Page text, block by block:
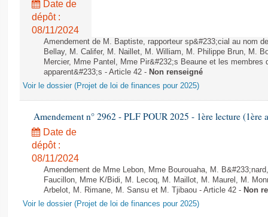
Date de
dépôt :
08/11/2024
Amendement de M. Baptiste, rapporteur sp&#233;cial au nom
Bellay, M. Califer, M. Naillet, M. William, M. Philippe Brun, M.
Mercier, Mme Pantel, Mme Pir&#232;s Beaune et les membres
apparent&#233;s - Article 42 - Non renseigné
Voir le dossier (Projet de loi de finances pour 2025)
Amendement n° 2962 - PLF POUR 2025 - 1ère lecture (1ère
Date de
dépôt :
08/11/2024
Amendement de Mme Lebon, Mme Bourouaha, M.
Faucillon, Mme K/Bidi, M. Lecoq, M. Maillot, M. Maurel, M.
Arbelot, M. Rimane, M. Sansu et M. Tjibaou - Article 42 - Non
Voir le dossier (Projet de loi de finances pour 2025)